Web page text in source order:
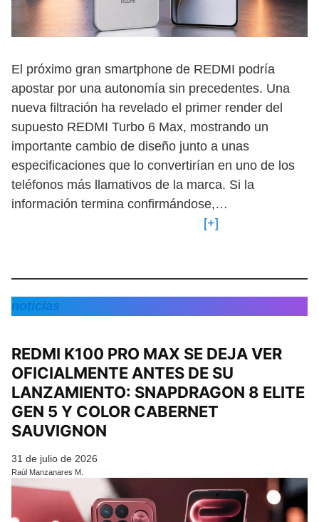
El próximo gran smartphone de REDMI podría
apostar por una autonomía sin precedentes. Una
nueva filtración ha revelado el primer render del
supuesto REDMI Turbo 6 Max, mostrando un
importante cambio de diseño junto a unas
especificaciones que lo convertirían en uno de los
teléfonos más llamativos de la marca. Si la
información termina confirmándose,…
[+]
noticias
REDMI K100 PRO MAX SE DEJA VER
OFICIALMENTE ANTES DE SU
LANZAMIENTO: SNAPDRAGON 8 ELITE
GEN 5 Y COLOR CABERNET
SAUVIGNON
31 de julio de 2026
Raúl Manzanares M.